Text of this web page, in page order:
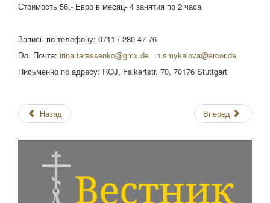
Стоимость 56,- Евро в месяц- 4 занятия по 2 часа
Запись по телефону: 0711 / 280 47 76
Эл. Почта: irina.tarassenko@gmx.de
n.smykalova@arcor.de
Письменно по адресу: ROJ, Falkertstr. 70, 70176 Stuttgart
Назад Вперед